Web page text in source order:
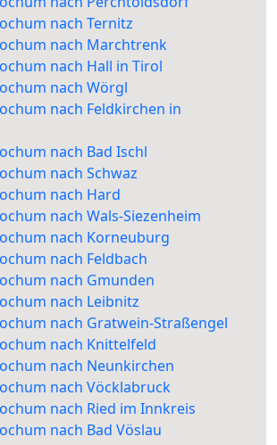
nach Ternitz
nach Marchtrenk
nach Hall in Tirol
nach Wörgl
nach Feldkirchen in
nach Bad Ischl
nach Schwaz
nach Hard
nach Wals-Siezenheim
nach Korneuburg
nach Feldbach
nach Gmunden
nach Leibnitz
nach Gratwein-Straßengel
nach Knittelfeld
nach Neunkirchen
nach Vöcklabruck
nach Ried im Innkreis
nach Bad Vöslau